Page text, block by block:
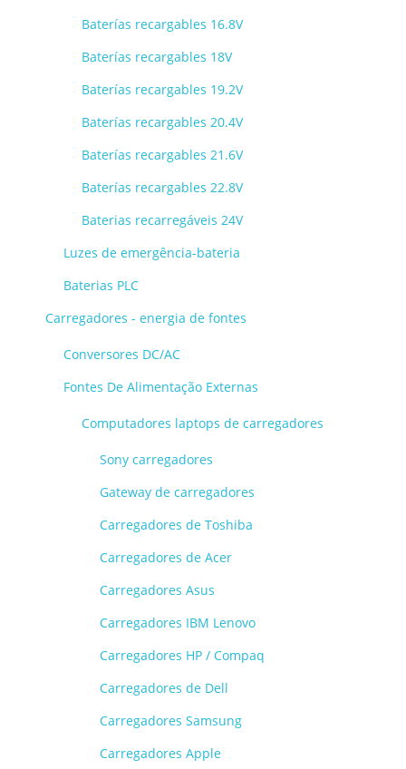
Baterías recargables 16.8V
Baterías recargables 18V
Baterías recargables 19.2V
Baterías recargables 20.4V
Baterías recargables 21.6V
Baterías recargables 22.8V
Baterias recarregáveis 24V
Luzes de emergência-bateria
Baterias PLC
Carregadores - energia de fontes
Conversores DC/AC
Fontes De Alimentação Externas
Computadores laptops de carregadores
Sony carregadores
Gateway de carregadores
Carregadores de Toshiba
Carregadores de Acer
Carregadores Asus
Carregadores IBM Lenovo
Carregadores HP / Compaq
Carregadores de Dell
Carregadores Samsung
Carregadores Apple